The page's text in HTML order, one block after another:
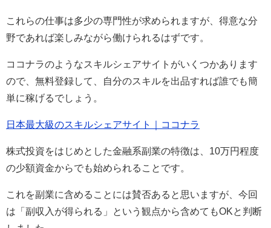
これらの仕事は多少の専門性が求められますが、得意な分
野であれば楽しみながら働けられるはずです。
ココナラのようなスキルシェアサイトがいくつかあります
ので、無料登録して、自分のスキルを出品すれば誰でも簡
単に稼げるでしょう。
日本最大級のスキルシェアサイト｜ココナラ
株式投資をはじめとした金融系副業の特徴は、10万円程度
の少額資金からでも始められることです。
これを副業に含めることには賛否あると思いますが、今回
は「副収入が得られる」という観点から含めてもOKと判断